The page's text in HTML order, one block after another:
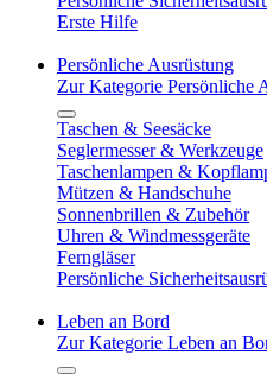
Erste Hilfe
Persönliche Ausrüstung
Zur Kategorie Persönliche
Taschen & Seesäcke
Seglermesser & Werkzeuge
Taschenlampen &
Mützen & Handschuhe
Sonnenbrillen & Zubehör
Uhren & Windmessgeräte
Ferngläser
Persönliche
Leben an Bord
Zur Kategorie Leben an